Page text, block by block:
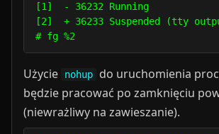
[1]  - 36232 Running
[2]  + 36233 Suspended (tty
# fg
Użycie nohup
do uruchomienia
będzie pracować po zamknięciu
(niewrażliwy na zawieszanie).